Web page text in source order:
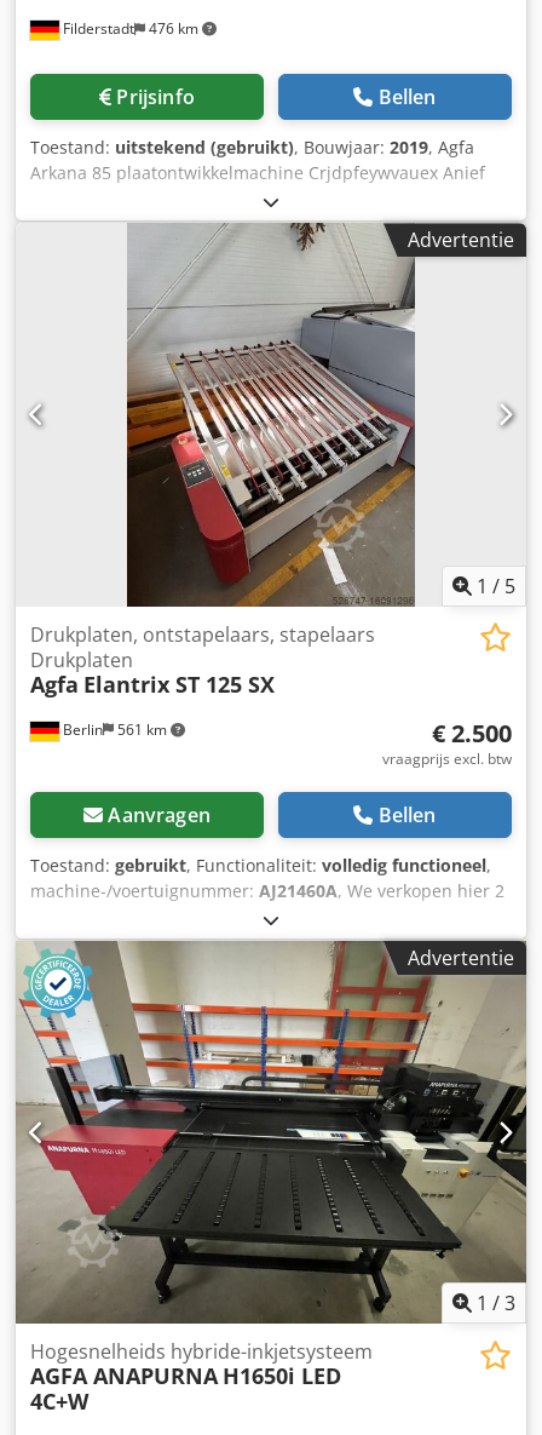
Filderstadt 476 km
Prijsinfo Bellen
Toestand: uitstekend (gebruikt), Bouwjaar: 2019, Agfa
Arkana 85 plaatontwikkelmachine Crjdpfeywvauex Anief
Bouwjaar: 2019 In topconditie
Advertentie
1 / 5
Berlin 561 km
Drukplaten, ontstapelaars, stapelaars
Drukplaten
Agfa Elantrix ST 125 SX
€ 2.500
vraagprijs excl. btw
Aanvragen Bellen
Toestand: gebruikt, Functionaliteit: volledig functioneel,
machine-/voertuignummer: AJ21460A, We verkopen hier 2
stapelaars van Agfa uit de Elantrix serie. Ze werken perfect
en kunnen onmiddellijk opgehaald worden. Cjdpfx
Anstncgasiorf Onze prijs per stuk is 2500,-€ op
onderhandelingsbasis.
Advertentie
1 /3
Hogesnelheids hybride-inkjetsysteem
AGFA ANAPURNA H1650i LED
4C+W